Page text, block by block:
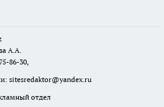
А.А.
86-30,
sitesredaktor@yandex.ru
отдел